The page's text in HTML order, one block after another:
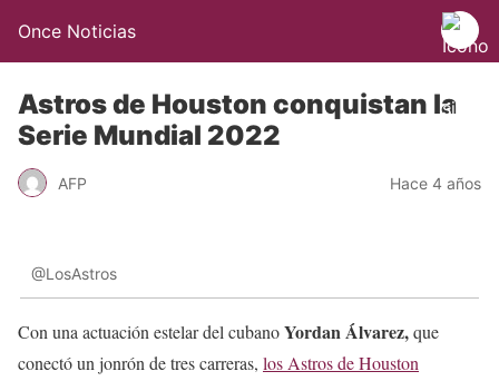
Once Noticias
Astros de Houston conquistan la
Serie Mundial 2022
AFP Hace 4 años
@LosAstros
Con una actuación estelar del cubanoYordan Álvarez,que
conectó un jonrón de tres carreras, los Astros de Houston